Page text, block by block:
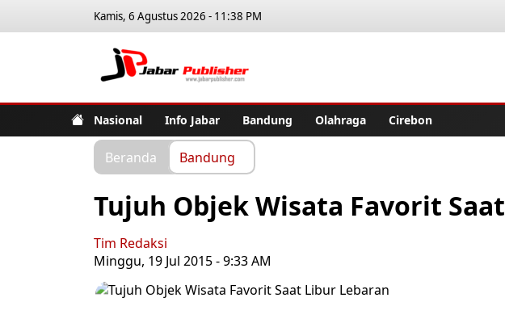
Kamis, 6 Agustus 2026 - 11:38 PM
Nasional Info Jabar Bandung Olahraga Cirebon
Beranda Bandung
Tujuh Objek Wisata Favorit
Tim Redaksi
Minggu, 19 Jul 2015 - 9:33 AM